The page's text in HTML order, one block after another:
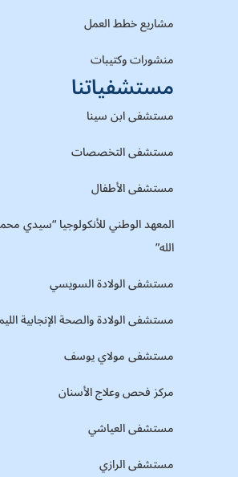
مشاريع خطط العمل
منشورات وكتيبات
مستشفياتنا
مستشفى ابن سينا
مستشفى التخصصات
مستشفى الأطفال
المعهد الوطني للأنكولوجيا “سيدي
الله”
مستشفى الولادة السويسي
مستشفى الولادة والصحة الإنجابية
مستشفى مولاي يوسف
مركز فحص وعلاج الأسنان
مستشفى العياشي
مستشفى الرازي